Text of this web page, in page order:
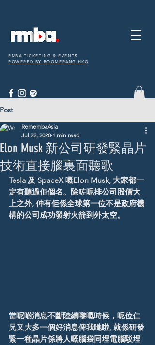
RMBA TICKETING & EVENTS
POWERED BY BOOMERANG HKG
Post
Elon Musk 新公司研發緊晶片
技術直接腦裏面聽歌
RemembaAsia
Jul 22, 2020 1 min read
Tesla 及 SpaceX 嘅Elon Musk, 大家都一
定有聽過佢個名。除咗呢排公司股價大
上之外, 仲有佢係全球第一位不是政府機
構的公司成功發射火箭到外太空。
當呢啲消息不斷陸續嚟嘅時候，呢位仁
兄又大多一個好消息俾我哋啦, 就係研發
緊一種晶片係將人嘅腦袋同埋電腦駁埋